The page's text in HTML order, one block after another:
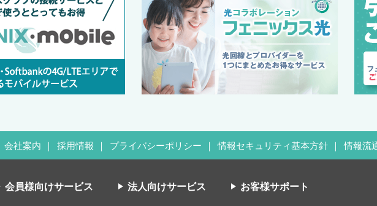
会社案内 採用情報 プライバシーポリシー 情報セキュリティ基本方針 情報流
会員様向けサービス 法人向けサービス お客様サポート